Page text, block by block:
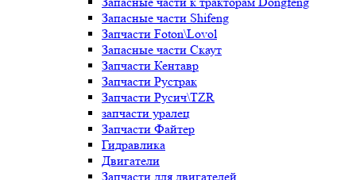
Запасные части Shifeng
Запчасти Foton\Lovol
Запасные части Скаут
Запчасти Кентавр
Запчасти Рустрак
Запчасти Русич\TZR
запчасти уралец
Запчасти Файтер
Гидравлика
Двигатели
Запчасти для двигателей